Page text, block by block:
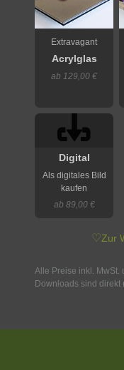
Extravagant
Acrylglas
ab 129,00 €
Digital
Als digitales Bild
kaufen
ab 89,00 €
♡Zur
Alle Preise inkl. MwSt.
Downloads sind direkt